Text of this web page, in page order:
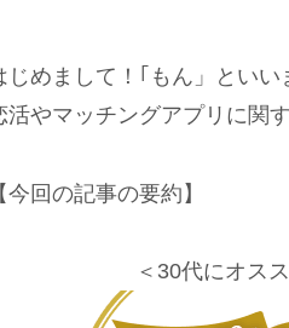
じめまして！｢もん」といい
活やマッチングアプリに関
【今回の記事の要約】
＜30代にオス